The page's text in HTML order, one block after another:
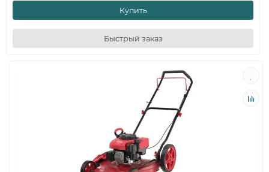
Купить
Быстрый заказ